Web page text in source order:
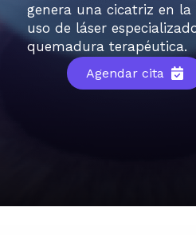
genera una cicatriz en
uso de láser
quemadura terapéutica.
Agendar cita